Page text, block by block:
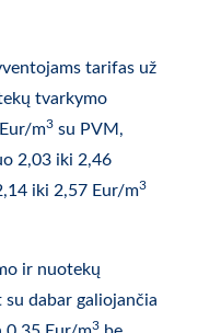
tarifas už
tvarkymo
m3 su PVM,
2,03 iki 2,46
iki 2,57 Eur/m3
ir nuotekų
dabar galiojančia
3